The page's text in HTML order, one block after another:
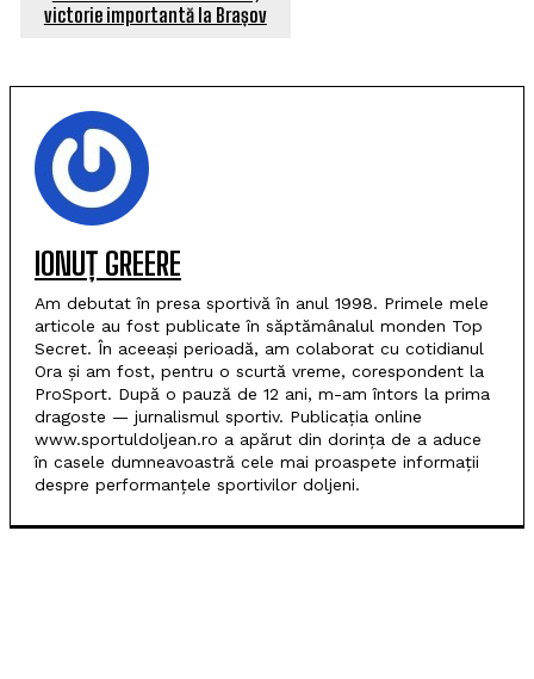
victorie importantă la Brașov
IONUȚ GREERE
Am debutat în presa sportivă în anul 1998. Primele mele
articole au fost publicate în săptămânalul monden Top
Secret. În aceeași perioadă, am colaborat cu cotidianul
Ora și am fost, pentru o scurtă vreme, corespondent la
ProSport. După o pauză de 12 ani, m-am întors la prima
dragoste — jurnalismul sportiv. Publicația online
www.sportuldoljean.ro a apărut din dorința de a aduce
în casele dumneavoastră cele mai proaspete informații
despre performanțele sportivilor doljeni.